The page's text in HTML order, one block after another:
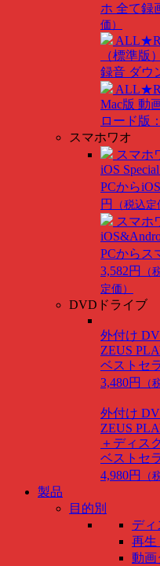
ホ 全て録
価）
（標準版）
録音 ダウ
Mac版 動
ロード版
スマホワオ
スマホ
iOS Special
PCから
円
（税込定
スマホ
PCからス
3,582円
（
定価）
DVDドライブ
外付け
ZEUS
ベストセ
3,480円
（
外付け
ZEUS
＋ディス
ベストセ
4,980円
（
製品
目的別
ディ
再生
動画